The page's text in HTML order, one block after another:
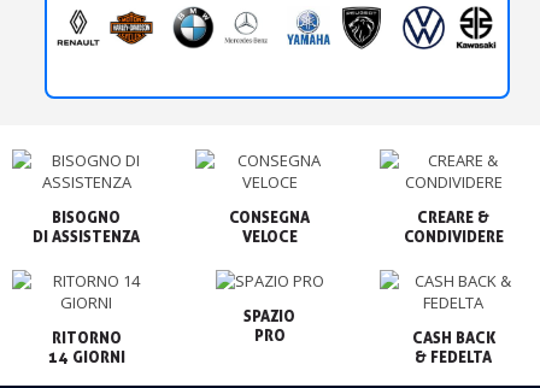
BISOGNO
CONSEGNA
VELOCE
CREARE &
CONDIVIDERE
RITORNO
14 GIORNI
SPAZIO
PRO
CASH BACK
& FEDELTA